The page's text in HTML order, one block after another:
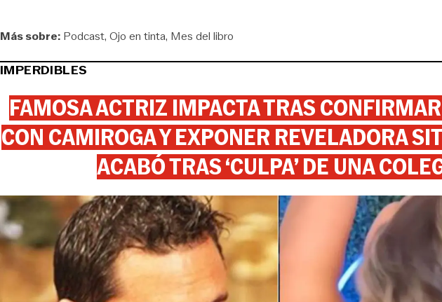
Más sobre: Podcast Ojo en tinta Mes del libro
IMPERDIBLES
FAMOSA ACTRIZ IMPACTA TRAS
CON CAMIROGA Y EXPONER REVELADORA
ACABÓ TRAS ‘CULPA’ DE UNA